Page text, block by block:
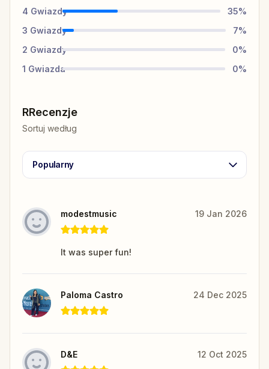
4 Gwiazdy 35%
3 Gwiazdy 7%
2 Gwiazdy 0%
1 Gwiazda 0%
RRecenzje
Sortuj według
Popularny
modestmusic 19 Jan 2026
It was super fun!
Paloma Castro 24 Dec 2025
D&E 12 Oct 2025